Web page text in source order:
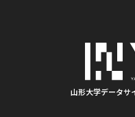
#学生支援
#BorealForest #放
山形大学データサ